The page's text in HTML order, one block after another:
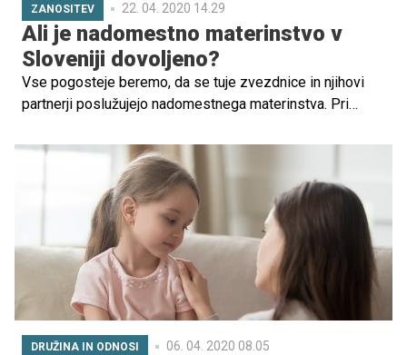
ZANOSITEV 22. 04. 2020 14.29
Ali je nadomestno materinstvo v
Sloveniji dovoljeno?
Vse pogosteje beremo, da se tuje zvezdnice in njihovi
partnerji poslužujejo nadomestnega materinstva. Pri
je pri nas nadomestno materinstvo dovoljeno?
DRUŽINA IN ODNOSI 06. 04. 2020 08.05